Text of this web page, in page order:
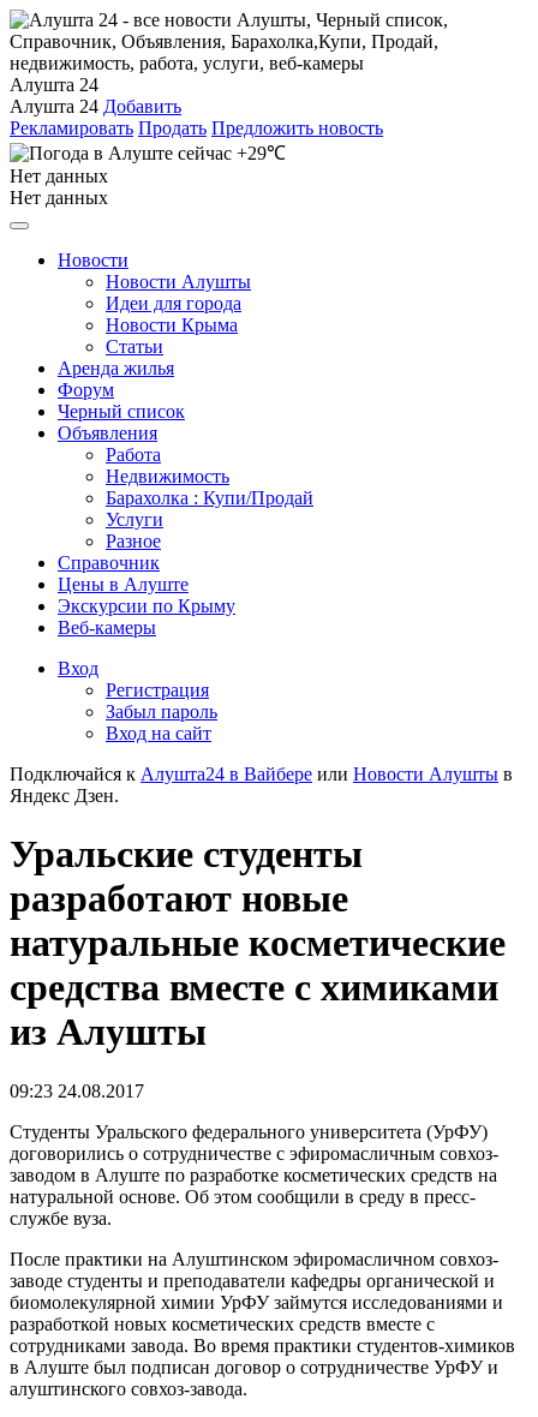
Алушта 24
Алушта 24 Добавить
Рекламировать Продать Предложить новость
+29℃
Нет данных
Нет данных
Новости
Новости Алушты
Идеи для города
Новости Крыма
Статьи
Аренда жилья
Форум
Черный список
Объявления
Работа
Недвижимость
Барахолка : Купи/Продай
Услуги
Разное
Справочник
Цены в Алуште
Экскурсии по Крыму
Веб-камеры
Вход
Регистрация
Забыл пароль
Вход на сайт
Подключайся к Алушта24 в Вайбере или Новости Алушты в
Яндекс Дзен.
Уральские студенты
разработают новые
натуральные косметические
средства вместе с химиками
из Алушты
09:23 24.08.2017
Студенты Уральского федерального университета (УрФУ)
договорились о сотрудничестве с эфиромасличным совхоз-
заводом в Алуште по разработке косметических средств на
натуральной основе. Об этом сообщили в среду в пресс-
службе вуза.
После практики на Алуштинском эфиромасличном совхоз-
заводе студенты и преподаватели кафедры органической и
биомолекулярной химии УрФУ займутся исследованиями и
разработкой новых косметических средств вместе с
сотрудниками завода. Во время практики студентов-химиков
в Алуште был подписан договор о сотрудничестве УрФУ и
алуштинского совхоз-завода.